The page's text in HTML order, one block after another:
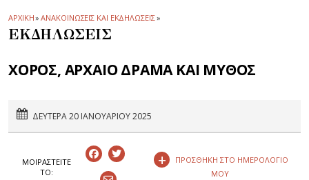
ΑΡΧΙΚΗ» ΑΝΑΚΟΙΝΩΣΕΙΣ ΚΑΙ ΕΚΔΗΛΩΣΕΙΣ»
ΕΚΔΗΛΩΣΕΙΣ
ΧΟΡΟΣ, ΑΡΧΑΙΟ ΔΡΑΜΑ ΚΑΙ ΜΥΘΟΣ
ΔΕΥΤΕΡΑ 20 ΙΑΝΟΥΑΡΙΟΥ 2025
ΜΟΙΡΑΣΤEIΤΕ
ΤΟ:
+
ΠΡΟΣΘΗΚΗ ΣΤΟ ΗΜΕΡΟΛΟΓΙΟ
ΜΟΥ